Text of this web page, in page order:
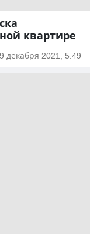
квартире
декабря 2021, 5:49